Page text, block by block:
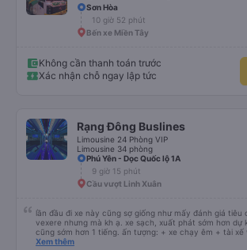
Sơn Hòa
10 giờ 52 phút
Bến xe Miền Tây
Không cần thanh toán trước
Xác nhận chỗ ngay lập tức
Rạng Đông Buslines
Limousine 24 Phòng VIP
Limousine 34 phòng
Phú Yên - Dọc Quốc lộ 1A
9 giờ 15 phút
Cầu vượt Linh Xuân
lần đầu đi xe này cũng sợ giống như mấy đánh giá tiêu
vexere nhưng mà kh ạ. xe sạch, xuất phát sớm hơn dự
cũng sớm hơn 1 tiếng. ấn tượng: + xe chạy êm + tài xế và lơ xe đều thân
thiện dễ thương. thật ra cũng kh tiếp xúc nhiều+ lắm
Xem thêm